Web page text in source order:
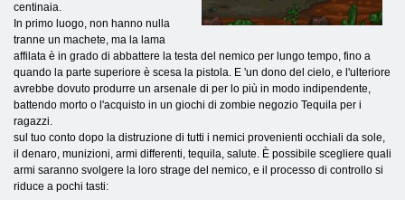
centinaia.
In primo luogo, non hanno nulla
tranne un machete, ma la lama
affilata è in grado di abbattere la testa del nemico per lungo tempo, fino a
quando la parte superiore è scesa la pistola. E 'un dono del cielo, e l'ulteriore
avrebbe dovuto produrre un arsenale di per lo più in modo indipendente,
battendo morto o l'acquisto in un giochi di zombie negozio Tequila per i
ragazzi.
sul tuo conto dopo la distruzione di tutti i nemici provenienti occhiali da sole,
il denaro, munizioni, armi differenti, tequila, salute. È possibile scegliere quali
armi saranno svolgere la loro strage del nemico, e il processo di controllo si
riduce a pochi tasti: